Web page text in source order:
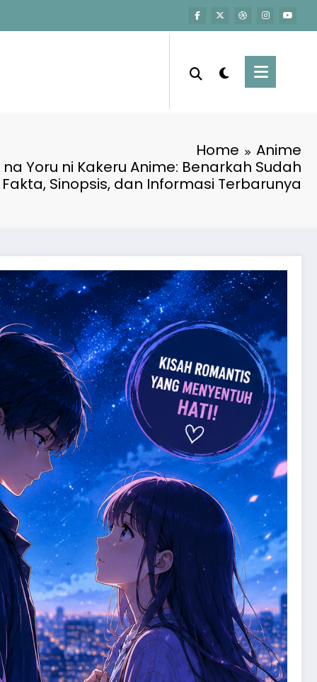
Home
Anime
Yoru ni Kakeru Anime: Benarkah Sudah
Sinopsis, dan Informasi Terbarunya